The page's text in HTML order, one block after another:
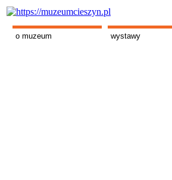
o muzeum wystawy